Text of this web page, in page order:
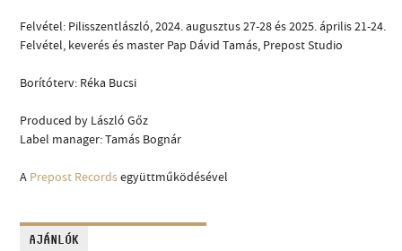
Felvétel: Pilisszentlászló, 2024. augusztus 27-28 és 2025. április 21-24.
Felvétel, keverés és master Pap Dávid Tamás, Prepost Studio
Borítóterv: Réka Bucsi
Produced by László Gőz
Label manager: Tamás Bognár
A Prepost Recordsegyüttműködésével
AJÁNLÓK